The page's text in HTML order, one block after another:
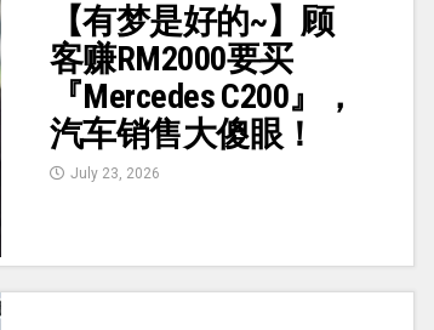
【有梦是好的~】顾
客赚RM2000要买
『Mercedes C200』，
汽车销售大傻眼！
July 23, 2026